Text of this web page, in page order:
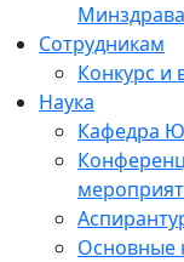
Сотрудникам
Конкурс
Наука
Кафедра
Основные